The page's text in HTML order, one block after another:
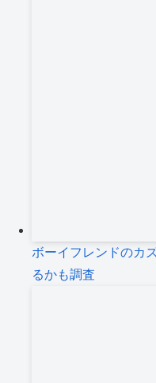
ボーイフレンドのカ
るかも調査